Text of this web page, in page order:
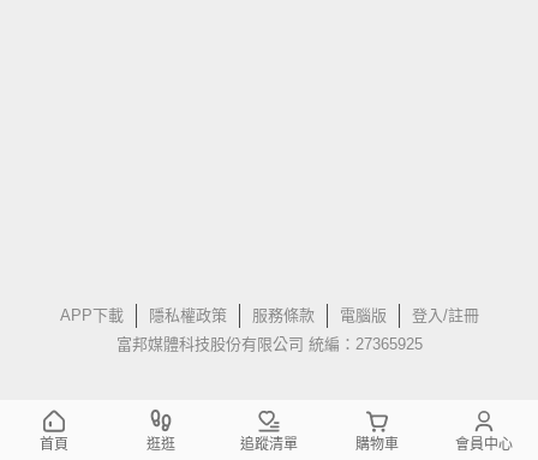
APP下載 隱私權政策 服務條款 電腦版
登入/註冊
富邦媒體科技股份有限公司 統編：27365925
首頁 逛逛 追蹤清單 購物車 會員中心